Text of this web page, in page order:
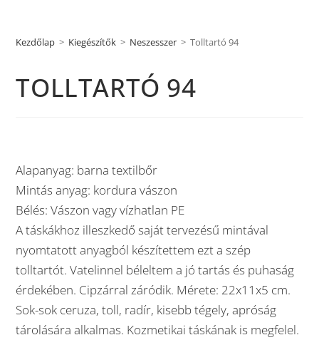
Kezdőlap > Kiegészítők > Neszesszer > Tolltartó 94
TOLLTARTÓ 94
Alapanyag: barna textilbőr
Mintás anyag: kordura vászon
Bélés: Vászon vagy vízhatlan PE
A táskákhoz illeszkedő saját tervezésű mintával
nyomtatott anyagból készítettem ezt a szép
tolltartót. Vatelinnel béleltem a jó tartás és puhaság
érdekében. Cipzárral záródik. Mérete: 22x11x5 cm.
Sok-sok ceruza, toll, radír, kisebb tégely, apróság
tárolására alkalmas. Kozmetikai táskának is megfelel.